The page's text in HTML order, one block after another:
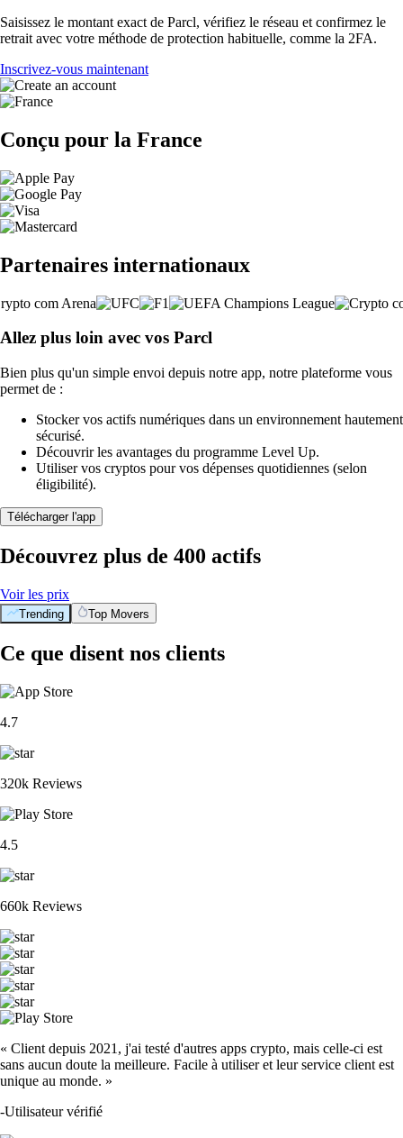
Saisissez le montant exact de Parcl, vérifiez le réseau et confirmez le
retrait avec votre méthode de protection habituelle, comme la 2FA.
Inscrivez-vous maintenant
Conçu pour la France
Partenaires internationaux
Allez plus loin avec vos Parcl
Bien plus qu'un simple envoi depuis notre app, notre plateforme vous
permet de :
Stocker vos actifs numériques dans un environnement hautement
sécurisé.
Découvrir les avantages du programme Level Up.
Utiliser vos cryptos pour vos dépenses quotidiennes (selon
éligibilité).
Télécharger l'app
Découvrez plus de 400 actifs
Voir les prix
Trending Top Movers
Ce que disent nos clients
4.7
320k Reviews
4.5
660k Reviews
« Client depuis 2021, j'ai testé d'autres apps crypto, mais celle-ci est
sans aucun doute la meilleure. Facile à utiliser et leur service client est
unique au monde. »
-Utilisateur vérifié